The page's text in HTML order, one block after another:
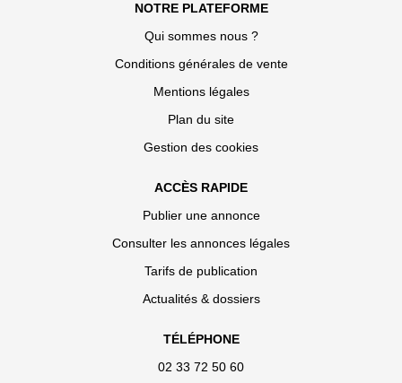
NOTRE PLATEFORME
Qui sommes nous ?
Conditions générales de vente
Mentions légales
Plan du site
Gestion des cookies
ACCÈS RAPIDE
Publier une annonce
Consulter les annonces légales
Tarifs de publication
Actualités & dossiers
TÉLÉPHONE
02 33 72 50 60